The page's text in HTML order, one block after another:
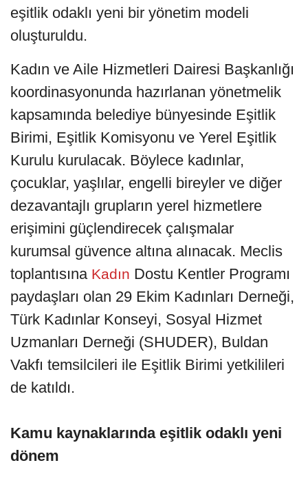
eşitlik odaklı yeni bir yönetim modeli
oluşturuldu.
Kadın ve Aile Hizmetleri Dairesi Başkanlığı
koordinasyonunda hazırlanan yönetmelik
kapsamında belediye bünyesinde Eşitlik
Birimi, Eşitlik Komisyonu ve Yerel Eşitlik
Kurulu kurulacak. Böylece kadınlar,
çocuklar, yaşlılar, engelli bireyler ve diğer
dezavantajlı grupların yerel hizmetlere
erişimini güçlendirecek çalışmalar
kurumsal güvence altına alınacak. Meclis
toplantısına Kadın Dostu Kentler Programı
paydaşları olan 29 Ekim Kadınları Derneği,
Türk Kadınlar Konseyi, Sosyal Hizmet
Uzmanları Derneği (SHUDER), Buldan
Vakfı temsilcileri ile Eşitlik Birimi yetkilileri
de katıldı.
Kamu kaynaklarında eşitlik odaklı yeni
dönem